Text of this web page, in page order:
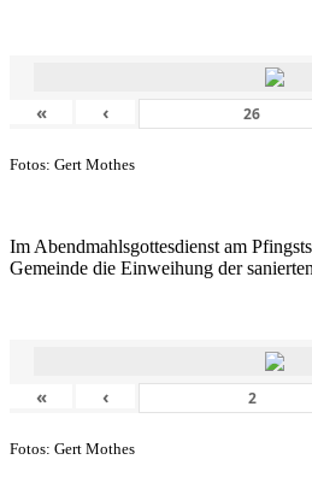
« ‹
Fotos: Gert Mothes
Im Abendmahlsgottesdienst am
Gemeinde die Einweihung der
« ‹
Fotos: Gert Mothes